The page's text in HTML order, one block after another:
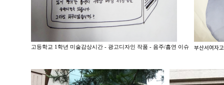
고등학교 1학년 미술감상시간 - 광고디자인 작품 - 음주/흡연 이슈